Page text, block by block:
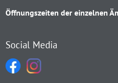
Öffnungszeiten der einzelnen
Social Media